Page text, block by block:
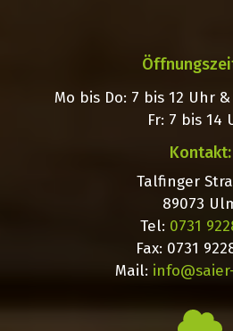
Mo bis Do: 7 bis 12 Uhr
Fr: 7 bis 14
Kontakt:
Talfinger
89073
Tel: 0731
Fax: 0731
Mail: